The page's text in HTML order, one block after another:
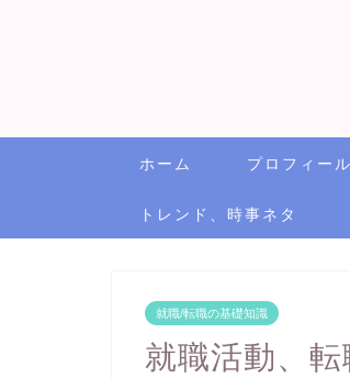
ホーム プロフィール
トレンド、時事ネタ
就職/転職の基礎知識
就職活動、